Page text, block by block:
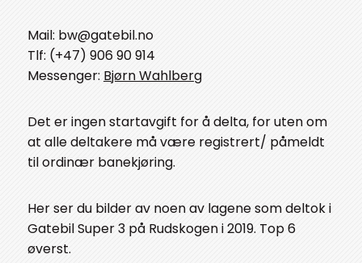
Mail: bw@gatebil.no
Tlf: (+47) 906 90 914
Messenger: Bjørn Wahlberg
Det er ingen startavgift for å delta, for uten om
at alle deltakere må være registrert/ påmeldt
til ordinær banekjøring.
Her ser du bilder av noen av lagene som deltok i
Gatebil Super 3 på Rudskogen i 2019. Top 6
øverst.